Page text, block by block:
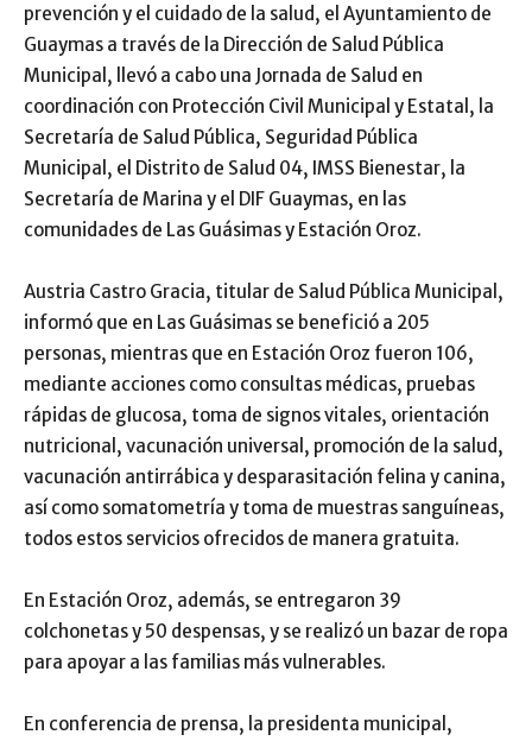
prevención y el cuidado de la salud, el Ayuntamiento de
Guaymas a través de la Dirección de Salud Pública
Municipal, llevó a cabo una Jornada de Salud en
coordinación con Protección Civil Municipal y Estatal, la
Secretaría de Salud Pública, Seguridad Pública
Municipal, el Distrito de Salud 04, IMSS Bienestar, la
Secretaría de Marina y el DIF Guaymas, en las
comunidades de Las Guásimas y Estación Oroz.
Austria Castro Gracia, titular de Salud Pública Municipal,
informó que en Las Guásimas se benefició a 205
personas, mientras que en Estación Oroz fueron 106,
mediante acciones como consultas médicas, pruebas
rápidas de glucosa, toma de signos vitales, orientación
nutricional, vacunación universal, promoción de la salud,
vacunación antirrábica y desparasitación felina y canina,
así como somatometría y toma de muestras sanguíneas,
todos estos servicios ofrecidos de manera gratuita.
En Estación Oroz, además, se entregaron 39
colchonetas y 50 despensas, y se realizó un bazar de ropa
para apoyar a las familias más vulnerables.
En conferencia de prensa, la presidenta municipal,